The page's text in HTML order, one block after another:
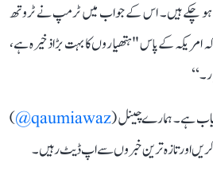
ہو چکے ہیں۔ اس کے جواب میں ٹرمپ نے ٹروتھ
امریکہ کے پاس "ہتھیاروں کا بہت بڑا ذخیرہ ہے،
ہے۔ ہمارے چینل (qaumiawaz@
)
اور تازہ ترین خبروں سے اپ ڈیٹ رہیں۔